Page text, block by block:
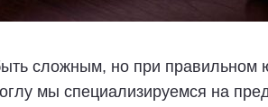
сложным, но при правильном
мы специализируемся на